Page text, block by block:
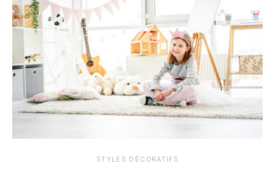
STYLES DÉCORATIFS